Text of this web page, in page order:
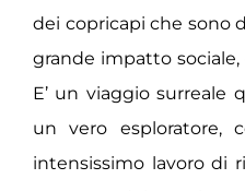
dei copricapi che sono
grande impatto
E’ un viaggio surreale
un vero esploratore,
intensissimo lavoro di